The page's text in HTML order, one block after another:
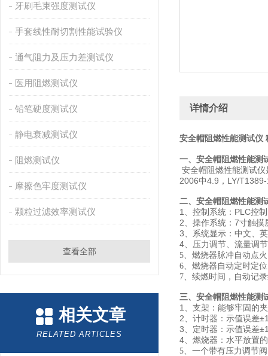
牙刷毛束强度测试仪
手套线性耐切割性能试验仪
通气阻力及压力差测试仪
医用阻燃测试仪
铅笔硬度测试仪
静电衰减测试仪
阻燃测试仪
摩擦色牢度测试仪
颗粒过滤效率测试仪
查看全部
相关文章
RELATED ARTICLES
详情介绍
安全帽阻燃性能测试仪
一、 安全帽阻燃性能测
安全帽阻燃性能测试仪
2006中4.9，LY/
二、 安全帽阻燃性能测
1、 控制系统：PLC控制
2、操作系统：7寸触摸
3、系统显示：中文、
4、压力调节、流量调节
5、 燃烧器脉冲自动点
6、 燃烧器自动定时定
7、 续燃时间，自动记
三、 安全帽阻燃性能测
1、支架：能够牢固的
2、计时器：示值误差
3、定时器：示值误差
4、燃烧器： 水平放置
5、 一个带有压力调节